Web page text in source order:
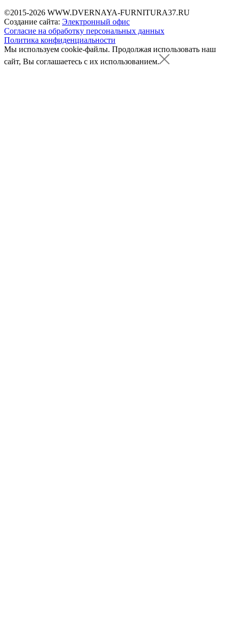
©2015-2026 WWW.DVERNAYA-FURNITURA37.RU
Создание сайта: Электронный офис
Согласие на обработку персональных данных
Политика конфиденциальности
Мы используем cookie-файлы. Продолжая использовать наш
сайт, Вы соглашаетесь с их использованием.